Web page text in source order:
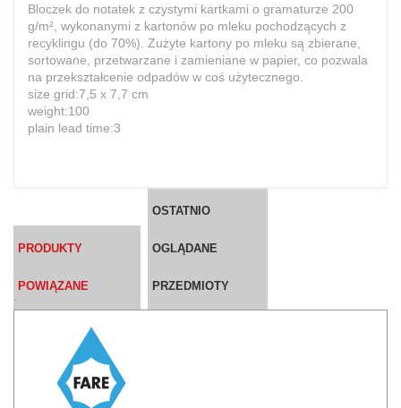
Bloczek do notatek z czystymi kartkami o gramaturze 200
g/m², wykonanymi z kartonów po mleku pochodzących z
recyklingu (do 70%). Zużyte kartony po mleku są zbierane,
sortowane, przetwarzane i zamieniane w papier, co pozwala
na przekształcenie odpadów w coś użytecznego.
size grid:7,5 x 7,7 cm
weight:100
plain lead time:3
PRODUKTY
POWIĄZANE
OSTATNIO
OGLĄDANE
PRZEDMIOTY
`